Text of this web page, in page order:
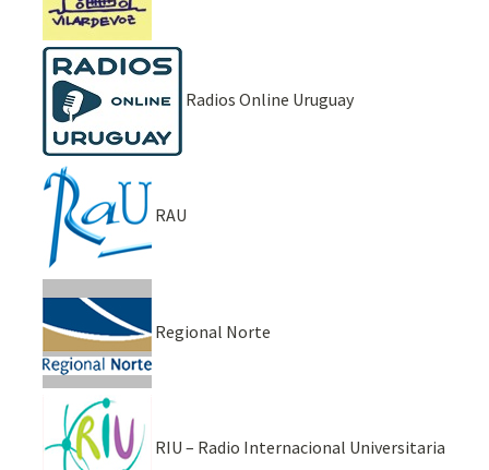
Radios Online Uruguay
RAU
Regional Norte
RIU – Radio Internacional Universitaria